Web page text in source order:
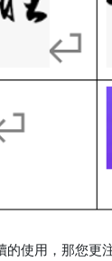
的使用，那您更